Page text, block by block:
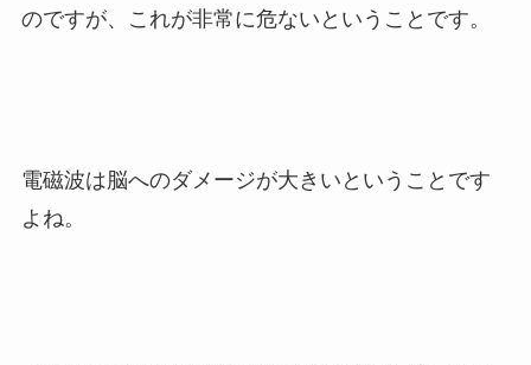
のですが、これが非常に危ないということです。
電磁波は脳へのダメージが大きいということです
よね。